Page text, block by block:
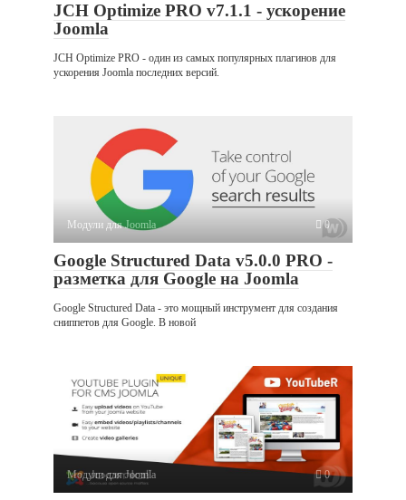
JCH Optimize PRO v7.1.1 - ускорение
Joomla
JCH Optimize PRO - один из самых популярных плагинов для
ускорения Joomla последних версий.
Модули для Joomla 0
Google Structured Data v5.0.0 PRO -
разметка для Google на Joomla
Google Structured Data - это мощный инструмент для создания
сниппетов для Google. В новой
Модули для Joomla 0